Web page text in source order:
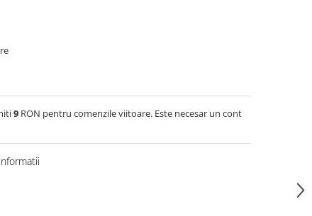
9 RON pentru comenzile viitoare. Este necesar un cont